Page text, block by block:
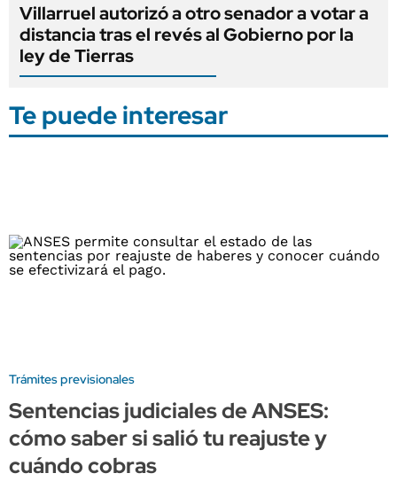
Villarruel autorizó a otro senador a votar a
distancia tras el revés al Gobierno por la
ley de Tierras
Te puede interesar
Trámites previsionales
Sentencias judiciales de ANSES:
cómo saber si salió tu reajuste y
cuándo cobras